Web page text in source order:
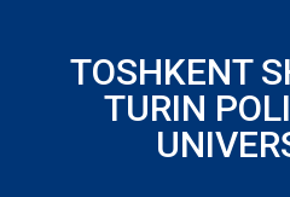
TOSHKENT
TURIN